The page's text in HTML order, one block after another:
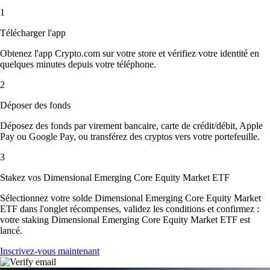
1
Télécharger l'app
Obtenez l'app Crypto.com sur votre store et vérifiez votre identité en
quelques minutes depuis votre téléphone.
2
Déposer des fonds
Déposez des fonds par virement bancaire, carte de crédit/débit, Apple
Pay ou Google Pay, ou transférez des cryptos vers votre portefeuille.
3
Stakez vos Dimensional Emerging Core Equity Market ETF
Sélectionnez votre solde Dimensional Emerging Core Equity Market
ETF dans l'onglet récompenses, validez les conditions et confirmez :
votre staking Dimensional Emerging Core Equity Market ETF est
lancé.
Inscrivez-vous maintenant